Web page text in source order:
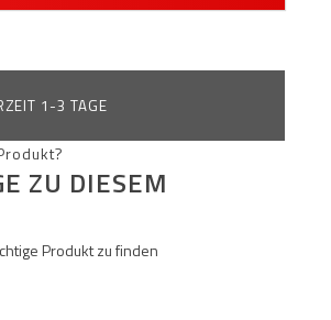
1-3 TAGE
ZU DIESEM
Produkt zu finden